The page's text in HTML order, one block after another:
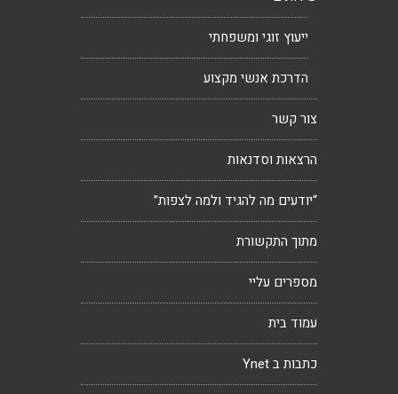
ייעוץ זוגי ומשפחתי
הדרכת אנשי מקצוע
צור קשר
הרצאות וסדנאות
“יודעים מה להגיד ולמה לצפות”
מתוך התקשורת
מספרים עליי
עמוד בית
כתבות ב Ynet